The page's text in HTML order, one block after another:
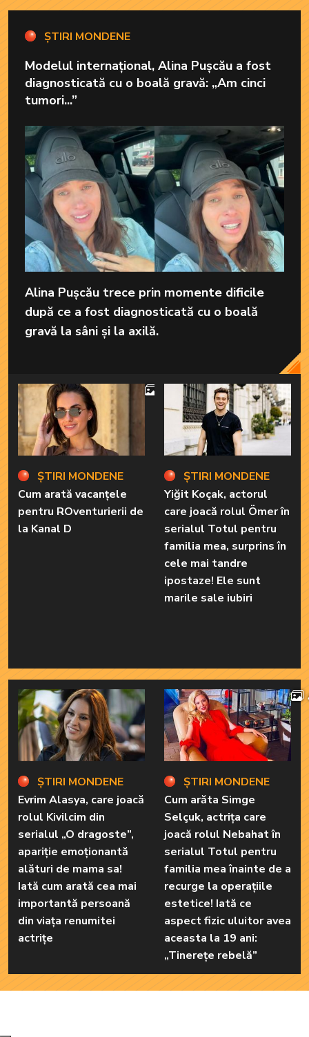
ȘTIRI MONDENE
Modelul internațional, Alina Pușcău a fost
diagnosticată cu o boală gravă: „Am cinci
tumori...”
Alina Pușcău trece prin momente dificile
după ce a fost diagnosticată cu o boală
gravă la sâni și la axilă.
ȘTIRI MONDENE
Cum arată vacanțele
pentru ROventurierii de
la Kanal D
ȘTIRI MONDENE
Evrim Alasya, care joacă
rolul Kivilcim din
serialul „O dragoste”,
apariție emoționantă
alături de mama sa!
Iată cum arată cea mai
importantă persoană
din viața renumitei
actrițe
ȘTIRI MONDENE
Yiğit Koçak, actorul
care joacă rolul Ömer în
serialul Totul pentru
familia mea, surprins în
cele mai tandre
ipostaze! Ele sunt
marile sale iubiri
ȘTIRI MONDENE
Cum arăta Simge
Selçuk, actrița care
joacă rolul Nebahat în
serialul Totul pentru
familia mea înainte de a
recurge la operațiile
estetice! Iată ce
aspect fizic uluitor avea
aceasta la 19 ani:
„Tinerețe rebelă”